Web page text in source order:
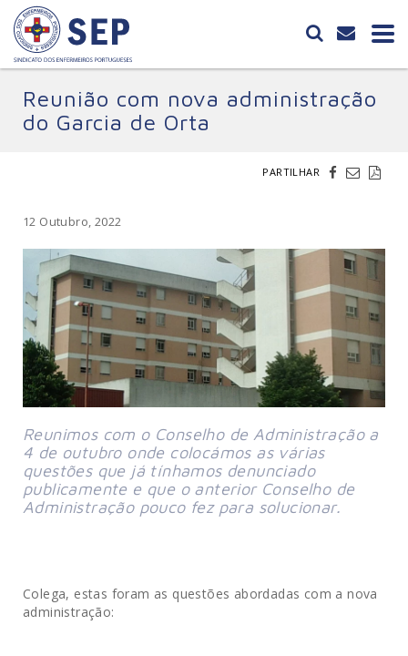
Reunião com nova administração
do Garcia de Orta
PARTILHAR
12 Outubro, 2022
Reunimos com o Conselho de Administração a
4 de outubro onde colocámos as várias
questões que já tínhamos denunciado
publicamente e que o anterior Conselho de
Administração pouco fez para solucionar.
Colega, estas foram as questões abordadas com a nova
administração: